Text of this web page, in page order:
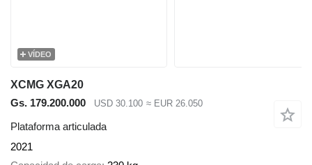
VÍDEO
XCMG XGA20
Gs. 179.200.000
USD 30.100 ≈ EUR 26.050
Plataforma articulada
2021